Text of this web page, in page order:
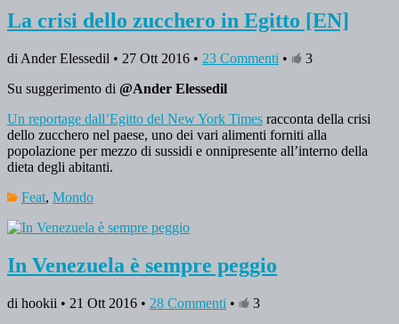
La crisi dello zucchero in Egitto [EN]
di Ander Elessedil • 27 Ott 2016 • 23 Commenti •
3
Su suggerimento di @Ander Elessedil
Un reportage dall’Egitto del New York Times racconta della crisi
dello zucchero nel paese, uno dei vari alimenti forniti alla
popolazione per mezzo di sussidi e onnipresente all’interno della
dieta degli abitanti.
Feat, Mondo
In Venezuela è sempre peggio
di hookii • 21 Ott 2016 • 28 Commenti •
3